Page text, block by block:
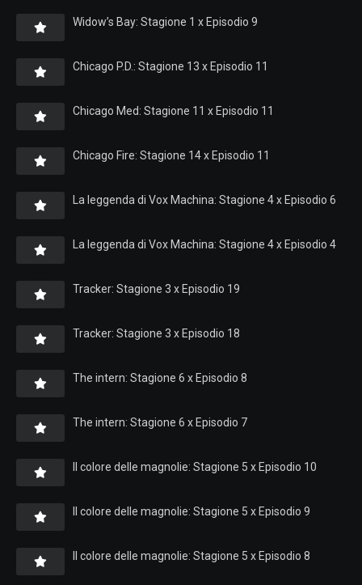
Widow’s Bay: Stagione 1 x Episodio 9
Chicago P.D.: Stagione 13 x Episodio 11
Chicago Med: Stagione 11 x Episodio 11
Chicago Fire: Stagione 14 x Episodio 11
La leggenda di Vox Machina: Stagione 4 x Episodio 6
La leggenda di Vox Machina: Stagione 4 x Episodio 4
Tracker: Stagione 3 x Episodio 19
Tracker: Stagione 3 x Episodio 18
The intern: Stagione 6 x Episodio 8
The intern: Stagione 6 x Episodio 7
Il colore delle magnolie: Stagione 5 x Episodio 10
Il colore delle magnolie: Stagione 5 x Episodio 9
Il colore delle magnolie: Stagione 5 x Episodio 8